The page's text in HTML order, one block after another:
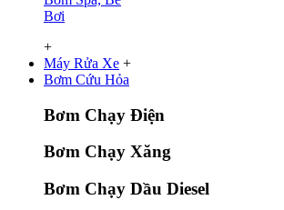
Bơi
+
Máy Rửa Xe +
Bơm Cứu Hỏa
Bơm Chạy Điện
Bơm Chạy Xăng
Bơm Chạy Dầu Diesel